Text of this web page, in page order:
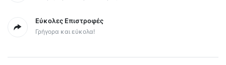
Εύκολες Επιστροφές
Γρήγορα και εύκολα!